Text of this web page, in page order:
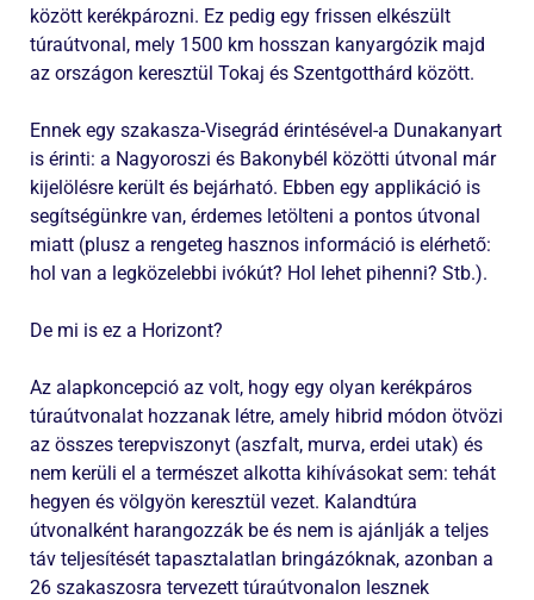
között kerékpározni. Ez pedig egy frissen elkészült
túraútvonal, mely 1500 km hosszan kanyargózik majd
az országon keresztül Tokaj és Szentgotthárd között.
Ennek egy szakasza-Visegrád érintésével-a Dunakanyart
is érinti: a Nagyoroszi és Bakonybél közötti útvonal már
kijelölésre került és bejárható. Ebben egy applikáció is
segítségünkre van, érdemes letölteni a pontos útvonal
miatt (plusz a rengeteg hasznos információ is elérhető:
hol van a legközelebbi ivókút? Hol lehet pihenni? Stb.).
De mi is ez a Horizont?
Az alapkoncepció az volt, hogy egy olyan kerékpáros
túraútvonalat hozzanak létre, amely hibrid módon ötvözi
az összes terepviszonyt (aszfalt, murva, erdei utak) és
nem kerüli el a természet alkotta kihívásokat sem: tehát
hegyen és völgyön keresztül vezet. Kalandtúra
útvonalként harangozzák be és nem is ajánlják a teljes
táv teljesítését tapasztalatlan bringázóknak, azonban a
26 szakaszosra tervezett túraútvonalon lesznek